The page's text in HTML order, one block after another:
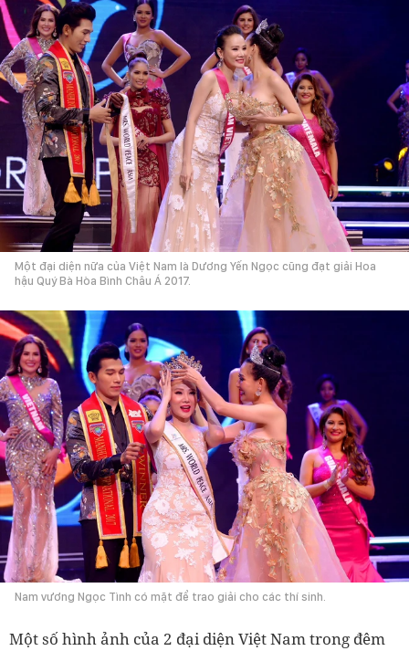
Một đại diện nữa của Việt Nam là Dương Yến Ngọc cũng đạt giải Hoa
hậu Quý Bà Hòa Bình Châu Á 2017.
Nam vương Ngọc Tình có mặt để trao giải cho các thí sinh.
Một số hình ảnh của 2 đại diện Việt Nam trong đêm